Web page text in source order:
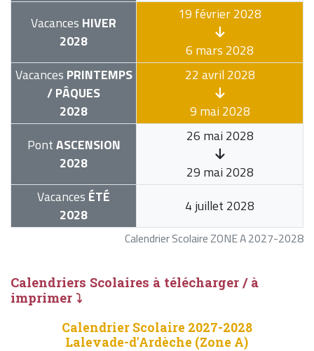
Calendrier Scolaire ZONE A 2027-2028
Vacances HIVER
2028
19 février 2028
6 mars 2028
Vacances PRINTEMPS
/ PÂQUES
2028
22 avril 2028
9 mai 2028
PontASCENSION
2028
26 mai 2028
29 mai 2028
Vacances ÉTÉ
2028
4 juillet 2028
Calendriers Scolaires à télécharger / à
imprimer ⤵
Calendrier Scolaire 2027-2028
Lalevade-d'Ardèche (Zone A)